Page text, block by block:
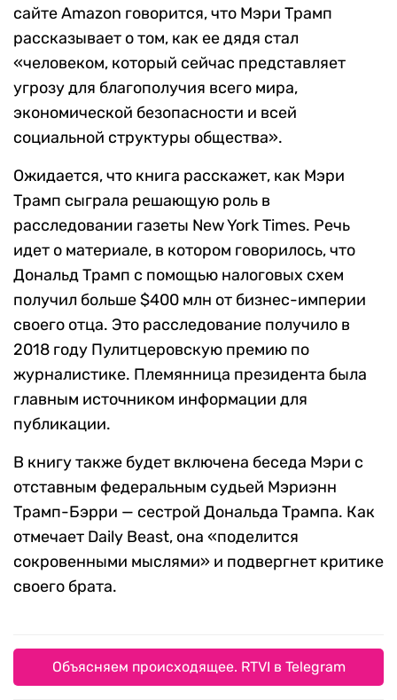
сайте Amazon говорится, что Мэри Трамп
рассказывает о том, как ее дядя стал
«человеком, который сейчас представляет
угрозу для благополучия всего мира,
экономической безопасности и всей
социальной структуры общества».
Ожидается, что книга расскажет, как Мэри
Трамп сыграла решающую роль в
расследовании газеты New York Times. Речь
идет о материале, в котором говорилось, что
Дональд Трамп с помощью налоговых схем
получил больше $400 млн от бизнес-империи
своего отца. Это расследование получило в
2018 году Пулитцеровскую премию по
журналистике. Племянница президента была
главным источником информации для
публикации.
В книгу также будет включена беседа Мэри с
отставным федеральным судьей Мэриэнн
Трамп-Бэрри — сестрой Дональда Трампа. Как
отмечает Daily Beast, она «поделится
сокровенными мыслями» и подвергнет критике
своего брата.
Объясняем происходящее. RTVI в Telegram